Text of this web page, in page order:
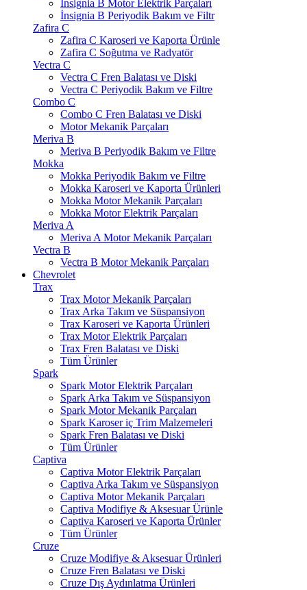
İnsignia B Motor Elektrik Parçaları
İnsignia B Periyodik Bakım ve Filtr
Zafira C
Zafira C Karoseri ve Kaporta Ürünle
Zafira C Soğutma ve Radyatör
Vectra C
Vectra C Fren Balatası ve Diski
Vectra C Periyodik Bakım ve Filtre
Combo C
Combo C Fren Balatası ve Diski
Motor Mekanik Parçaları
Meriva B
Meriva B Periyodik Bakım ve Filtre
Mokka
Mokka Periyodik Bakım ve Filtre
Mokka Karoseri ve Kaporta Ürünleri
Mokka Motor Mekanik Parçaları
Mokka Motor Elektrik Parçaları
Meriva A
Meriva A Motor Mekanik Parçaları
Vectra B
Vectra B Motor Mekanik Parçaları
Chevrolet
Trax
Trax Motor Mekanik Parçaları
Trax Arka Takım ve Süspansiyon
Trax Karoseri ve Kaporta Ürünleri
Trax Motor Elektrik Parçaları
Trax Fren Balatası ve Diski
Tüm Ürünler
Spark
Spark Motor Elektrik Parçaları
Spark Arka Takım ve Süspansiyon
Spark Motor Mekanik Parçaları
Spark Karoser iç Trim Malzemeleri
Spark Fren Balatası ve Diski
Tüm Ürünler
Captiva
Captiva Motor Elektrik Parçaları
Captiva Arka Takım ve Süspansiyon
Captiva Motor Mekanik Parçaları
Captiva Modifiye & Aksesuar Ürünle
Captiva Karoseri ve Kaporta Ürünler
Tüm Ürünler
Cruze
Cruze Modifiye & Aksesuar Ürünleri
Cruze Fren Balatası ve Diski
Cruze Dış Aydınlatma Ürünleri